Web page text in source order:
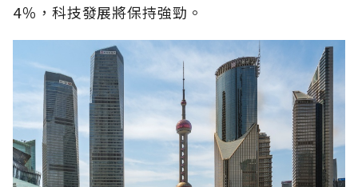
4％，科技發展將保持強勁。